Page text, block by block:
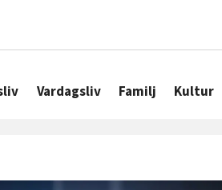
Vardagsliv Familj Kultur